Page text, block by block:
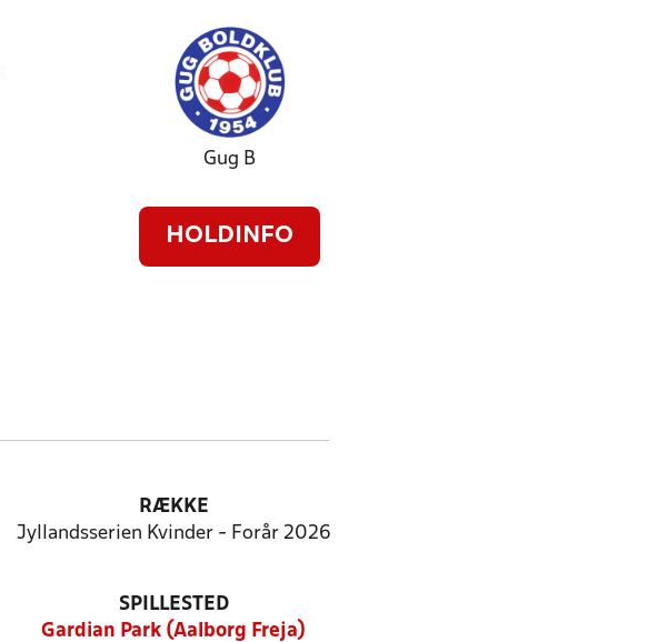
Gug B
HOLDINFO
RÆKKE
Jyllandsserien Kvinder - Forår 2026
SPILLESTED
Gardian Park (Aalborg Freja)